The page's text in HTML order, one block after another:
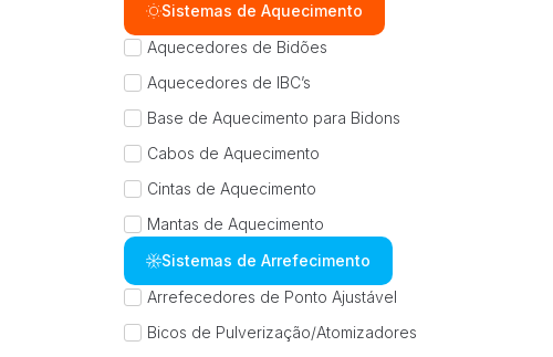
Sistemas de Aquecimento
Aquecedores de Bidões
Aquecedores de IBC’s
Base de Aquecimento para Bidons
Cabos de Aquecimento
Cintas de Aquecimento
Mantas de Aquecimento
Sistemas de Arrefecimento
Arrefecedores de Ponto Ajustável
Bicos de Pulverização/Atomizadores